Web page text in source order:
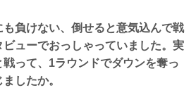
負けない、倒せると意気込んで戦
ューでおっしゃっていました。実
って、1ラウンドでダウンを奪っ
したか。